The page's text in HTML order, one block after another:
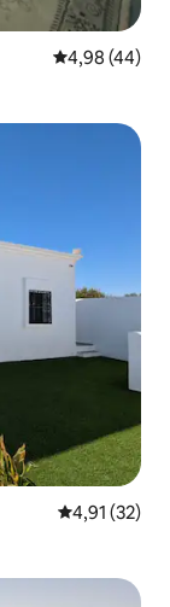
4,98 de uma
4,98 (44)
4,91 de uma
4,91 (32)